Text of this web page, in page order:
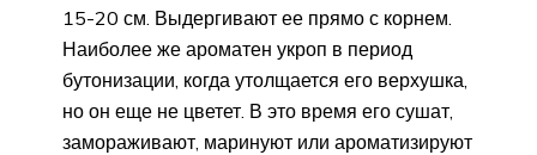
15-20 см. Выдергивают ее прямо с корнем.
Наиболее же ароматен укроп в период
бутонизации, когда утолщается его верхушка,
но он еще не цветет. В это время его сушат,
замораживают, маринуют или ароматизируют